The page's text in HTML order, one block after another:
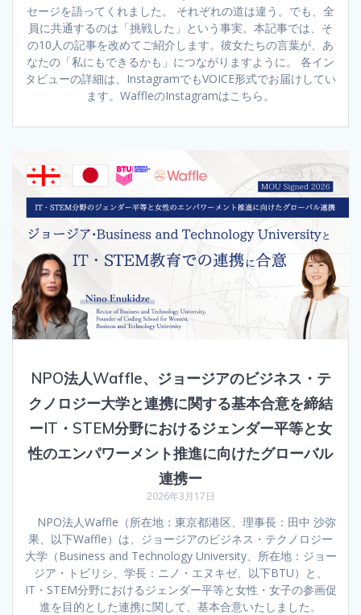
セージを語ってくれました。 それぞれの道は違う。でも、全
員に共通するのは「挑戦した」という事実。本記事では、そ
の10人の記事を改めてご紹介します。彼女たちの言葉が、あ
なたの「私にもできるかも」につながりますように。 各イン
タビューの詳細は、InstagramでもVOICE形式でお届けしてい
ます。WaffleのInstagramはこちら。
NPO法人Waffle、ジョージアのビジネス・テ
クノロジー大学と連携に関する基本合意を締結
ーIT・STEM分野におけるジェンダー平等と女
性のエンパワーメント推進に向けたグローバル
連携ー
2026年3月17日
NPO法人Waffle（所在地：東京都港区、理事長：田中 沙弥
果、以下Waffle）は、ジョージアのビジネス・テクノロジー
大学（Business and Technology University、所在地：ジョー
ジア・トビリシ、学長：ニノ・エヌキゼ、以下BTU）と、
IT・STEM分野におけるジェンダー平等と女性・女子の参画促
進を目的とした連携に関して、基本合意いたしました。